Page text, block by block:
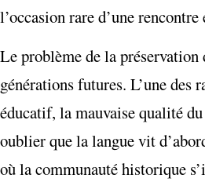
l’occasion rare d’une
Le problème de la
générations futures. L’une des
éducatif, la mauvaise qualité
oublier que la langue vit
où la communauté historique